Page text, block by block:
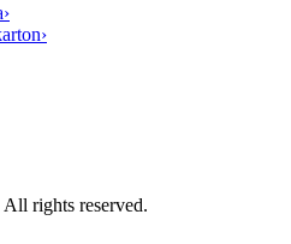
›
›
All rights reserved.